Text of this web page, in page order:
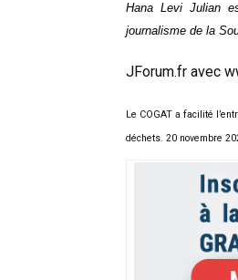
Hana Levi Julian
journalisme de la
JForum.fr avec
Le COGAT a facilité
déchets. 20 novembre